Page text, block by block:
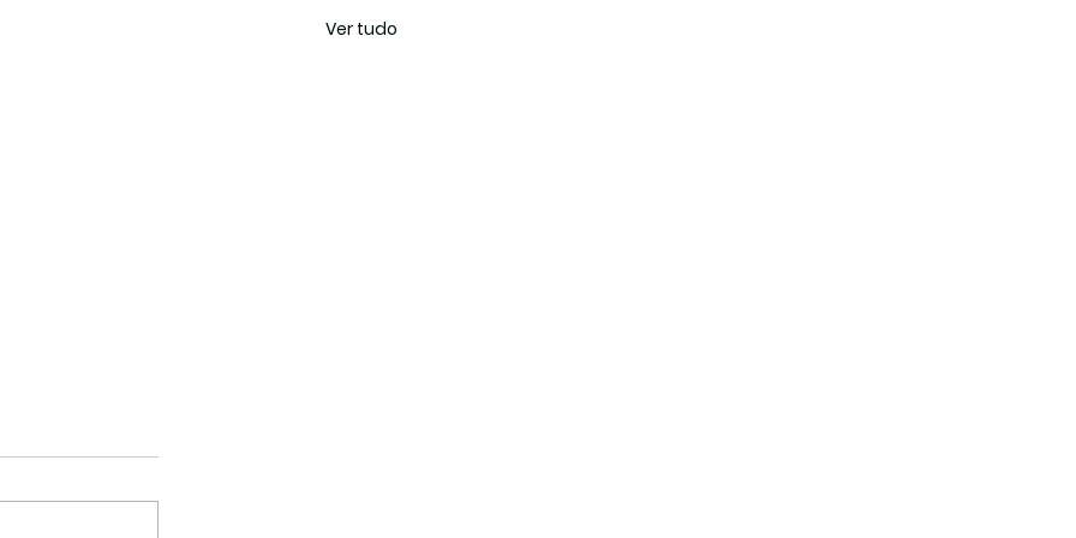
Ver tudo